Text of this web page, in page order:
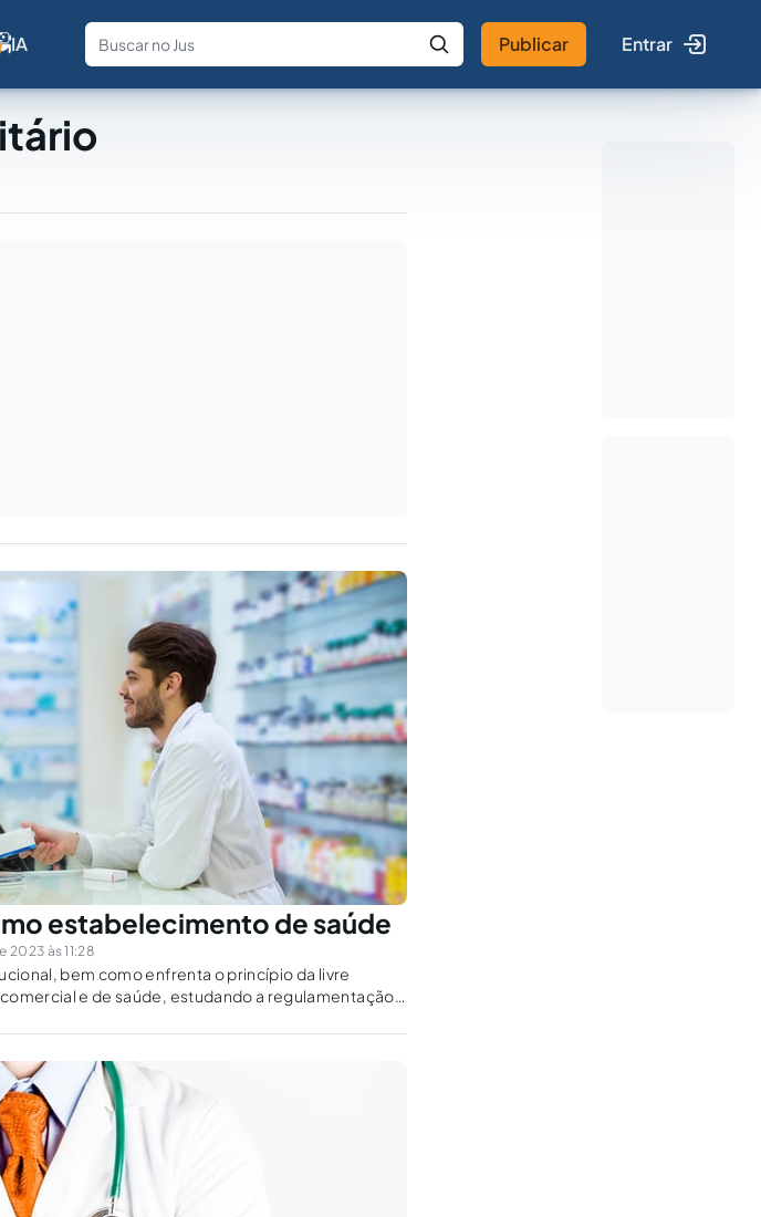
IA
Fale com a IA Buscar no Jus
Publicar Entrar
estabelecimento de saúde
às 11:28
bem como enfrenta o princípio da livre
e de saúde, estudando a regulamentação